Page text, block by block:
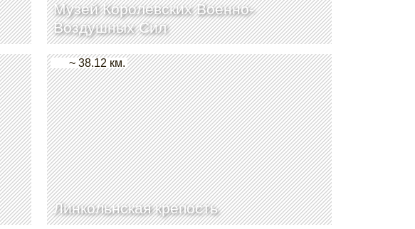
Музей Королевских Военно-
Воздушных Сил
Линкольнская крепость
~ 38.12 км.